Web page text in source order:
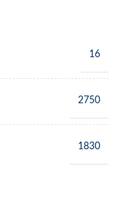
16
2750
1830